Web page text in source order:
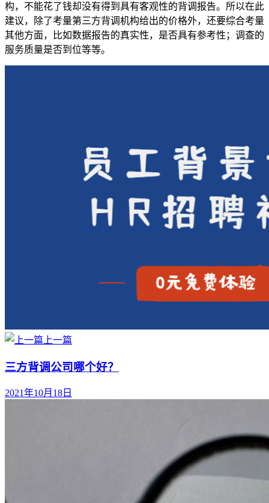
构，不能花了钱却没有得到具有客观性的背调报告。所以在此
建议，除了考量第三方背调机构给出的价格外，还要综合考量
其他方面，比如数据报告的真实性，是否具有参考性；调查的
服务质量是否到位等等。
上一篇
三方背调公司哪个好？
2021年10月18日